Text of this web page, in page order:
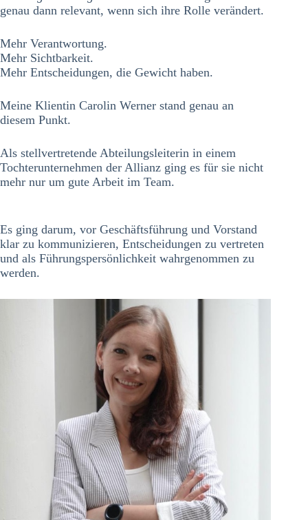
genau dann relevant, wenn sich ihre Rolle verändert.
Mehr Verantwortung.
Mehr Sichtbarkeit.
Mehr Entscheidungen, die Gewicht haben.
Meine Klientin Carolin Werner stand genau an
diesem Punkt.
Als stellvertretende Abteilungsleiterin in einem
Tochterunternehmen der Allianz ging es für sie nicht
mehr nur um gute Arbeit im Team.
Es ging darum, vor Geschäftsführung und Vorstand
klar zu kommunizieren, Entscheidungen zu vertreten
und als Führungspersönlichkeit wahrgenommen zu
werden.